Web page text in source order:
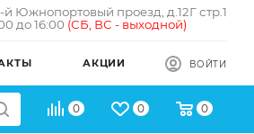
й Южнопортовый проезд, д.12Г стр.1
до 16:00 (СБ, ВС - выходной)
АКЦИИ ВОЙТИ
0 0 0